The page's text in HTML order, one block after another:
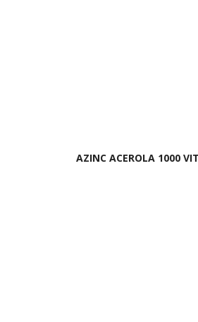
AZINC ACEROLA 1000